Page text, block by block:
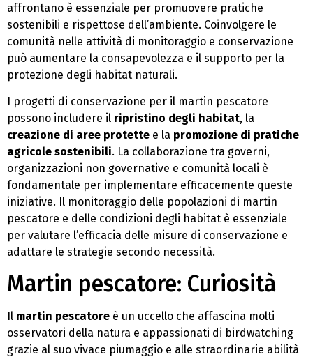
affrontano è essenziale per promuovere pratiche
sostenibili e rispettose dell’ambiente. Coinvolgere le
comunità nelle attività di monitoraggio e conservazione
può aumentare la consapevolezza e il supporto per la
protezione degli habitat naturali.
I progetti di conservazione per il martin pescatore
possono includere il ripristino degli habitat, la
creazione di aree protette e la promozione di pratiche
agricole sostenibili. La collaborazione tra governi,
organizzazioni non governative e comunità locali è
fondamentale per implementare efficacemente queste
iniziative. Il monitoraggio delle popolazioni di martin
pescatore e delle condizioni degli habitat è essenziale
per valutare l’efficacia delle misure di conservazione e
adattare le strategie secondo necessità.
Martin pescatore: Curiosità
Il martin pescatore è un uccello che affascina molti
osservatori della natura e appassionati di birdwatching
grazie al suo vivace piumaggio e alle straordinarie abilità